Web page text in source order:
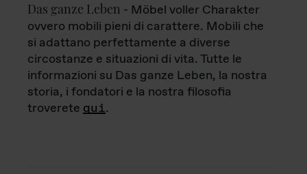
Das ganze Leben - Möbel voller Charakter
ovvero mobili pieni di carattere. Mobili che
si adattano perfettamente a diverse
circostanze e situazioni di vita. Tutte le
informazioni su Das ganze Leben, la nostra
storia, i fondatori e la nostra filosofia
troverete qui.